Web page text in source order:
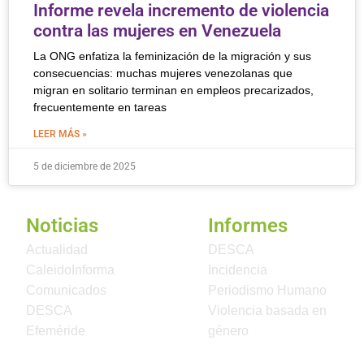
Informe revela incremento de violencia
contra las mujeres en Venezuela
La ONG enfatiza la feminización de la migración y sus
consecuencias: muchas mujeres venezolanas que
migran en solitario terminan en empleos precarizados,
frecuentemente en tareas
LEER MÁS »
5 de diciembre de 2025
Noticias
Actualidad
CaleidoInforma
Comunicados
DESCA
Efeméride
Informes
DESCA
Incidencia
Periodismo Humano
Violencia basada en
género